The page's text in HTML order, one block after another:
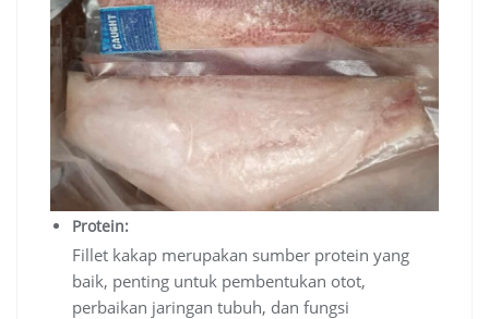
Protein:
Fillet kakap merupakan sumber protein yang
baik, penting untuk pembentukan otot,
perbaikan jaringan tubuh, dan fungsi